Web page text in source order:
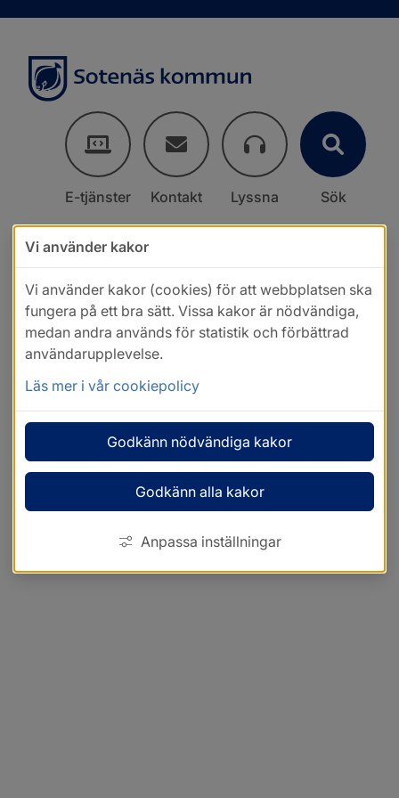
E-tjänster Kontakt Lyssna Sök
Vi använder kakor
Vi använder kakor (cookies) för att webbplatsen ska
fungera på ett bra sätt. Vissa kakor är nödvändiga,
medan andra används för statistik och förbättrad
användarupplevelse.
Läs mer i vår cookiepolicy
Godkänn nödvändiga kakor
Godkänn alla kakor
Anpassa inställningar